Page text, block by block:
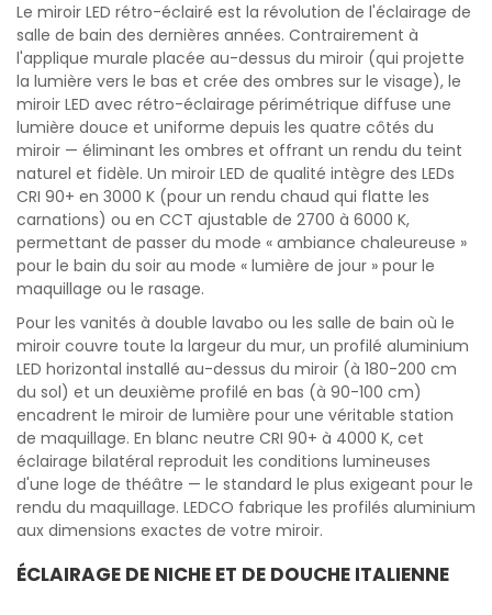
Le miroir LED rétro-éclairé est la révolution de l'éclairage de
salle de bain des dernières années. Contrairement à
l'applique murale placée au-dessus du miroir (qui projette
la lumière vers le bas et crée des ombres sur le visage), le
miroir LED avec rétro-éclairage périmétrique diffuse une
lumière douce et uniforme depuis les quatre côtés du
miroir — éliminant les ombres et offrant un rendu du teint
naturel et fidèle. Un miroir LED de qualité intègre des LEDs
CRI 90+ en 3000 K (pour un rendu chaud qui flatte les
carnations) ou en CCT ajustable de 2700 à 6000 K,
permettant de passer du mode « ambiance chaleureuse »
pour le bain du soir au mode « lumière de jour » pour le
maquillage ou le rasage.
Pour les vanités à double lavabo ou les salle de bain où le
miroir couvre toute la largeur du mur, un profilé aluminium
LED horizontal installé au-dessus du miroir (à 180-200 cm
du sol) et un deuxième profilé en bas (à 90-100 cm)
encadrent le miroir de lumière pour une véritable station
de maquillage. En blanc neutre CRI 90+ à 4000 K, cet
éclairage bilatéral reproduit les conditions lumineuses
d'une loge de théâtre — le standard le plus exigeant pour le
rendu du maquillage. LEDCO fabrique les profilés aluminium
aux dimensions exactes de votre miroir.
ÉCLAIRAGE DE NICHE ET DE DOUCHE ITALIENNE